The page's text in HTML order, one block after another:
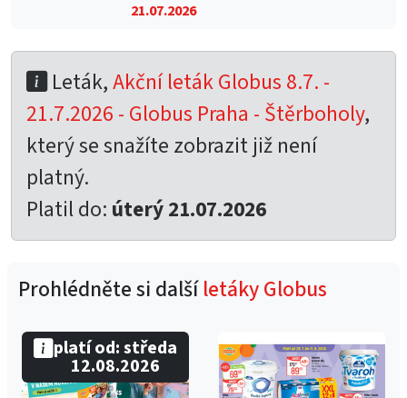
21.07.2026
Leták,Akční leták Globus 8.7. -
21.7.2026 - Globus Praha - Štěrboholy,
který se snažíte zobrazit již není
platný.
Platil do: úterý 21.07.2026
Prohlédněte si dalšíletáky Globus
platí od: středa
12.08.2026